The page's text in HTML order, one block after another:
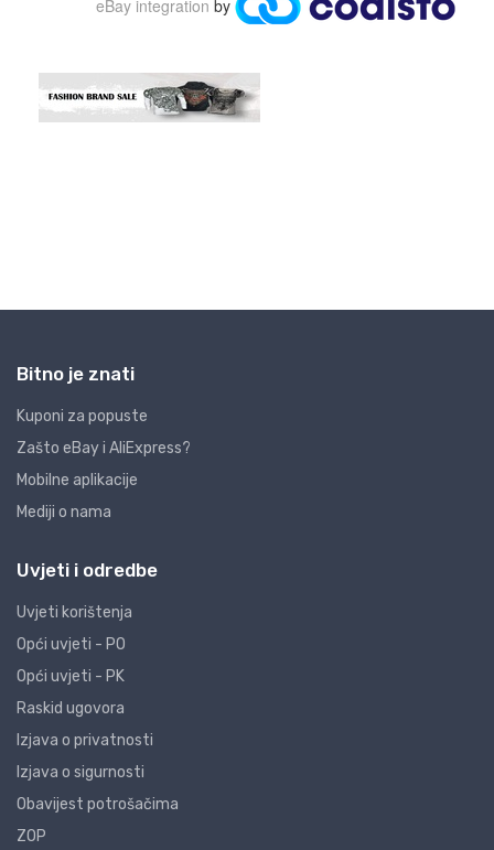
Bitno je znati
Kuponi za popuste
Zašto eBay i AliExpress?
Mobilne aplikacije
Mediji o nama
Uvjeti i odredbe
Uvjeti korištenja
Opći uvjeti - PO
Opći uvjeti - PK
Raskid ugovora
Izjava o privatnosti
Izjava o sigurnosti
Obavijest potrošačima
ZOP